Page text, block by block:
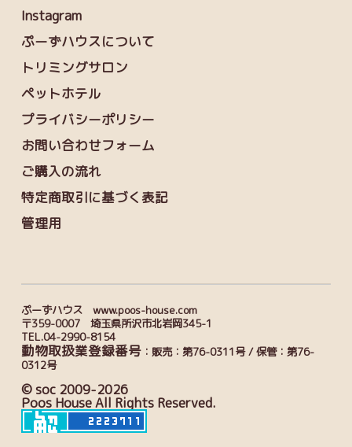
Instagram
ぷーずハウスについて
トリミングサロン
ペットホテル
プライバシーポリシー
お問い合わせフォーム
ご購入の流れ
特定商取引に基づく表記
管理用
ぷーずハウス www.poos-house.com
〒359-0007 埼玉県所沢市北岩岡345-1
TEL.04-2990-8154
動物取扱業登録番号：販売：第76-0311号 / 保管：第76-
0312号
© soc 2009-2026
Poos House All Rights Reserved.